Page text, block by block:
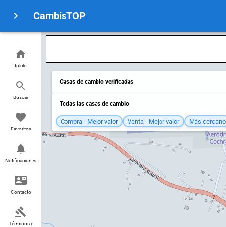
CambisTOP
Inicio
Buscar
Favoritos
Notificaciones
Contacto
Términos y
Casas de cambio verificadas
Todas las casas de cambio
Compra - Mejor valor Venta - Mejor valor Más cercano